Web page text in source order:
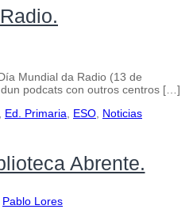
Mundial da Radio (13 de
podcats con outros centros […]
, Ed. Primaria, ESO, Noticias
Abrente.
Pablo Lores